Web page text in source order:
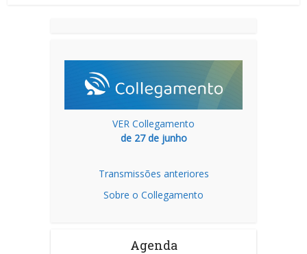
VER Collegamento
de 27 de junho
Transmissões anteriores
Sobre o Collegamento
Agenda